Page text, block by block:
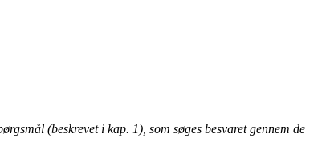
(beskrevet i kap. 1), som søges besvaret gennem de